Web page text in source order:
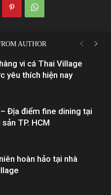
AUTHOR
vi cá Thai Village
yêu thích hiện nay
Địa điểm fine dining tại
TP. HCM
hoàn hảo tại nhà